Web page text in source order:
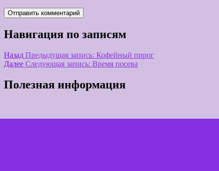
Навигация по записям
Назад Предыдущая запись: Кофейный пирог
Далее Следующая запись: Время посева
Полезная информация